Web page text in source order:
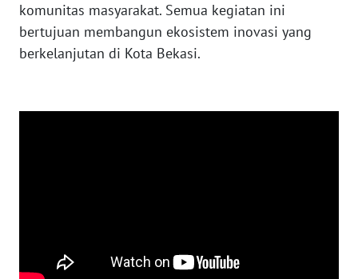
komunitas masyarakat. Semua kegiatan ini
bertujuan membangun ekosistem inovasi yang
berkelanjutan di Kota Bekasi.
WN
SUMBAR
WN